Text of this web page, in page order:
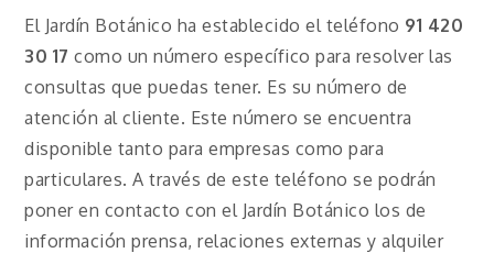
El Jardín Botánico ha establecido el teléfono 91 420
30 17 como un número específico para resolver las
consultas que puedas tener. Es su número de
atención al cliente. Este número se encuentra
disponible tanto para empresas como para
particulares. A través de este teléfono se podrán
poner en contacto con el Jardín Botánico los de
información prensa, relaciones externas y alquiler